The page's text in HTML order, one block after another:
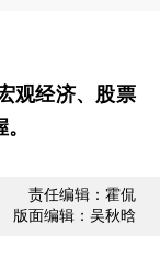
观经济、股票
责任编辑：霍侃
版面编辑：吴秋晗